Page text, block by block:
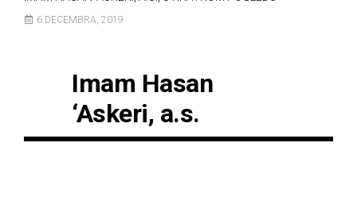
6 DECEMBRA, 2019
Imam Hasan
‘Askeri, a.s.